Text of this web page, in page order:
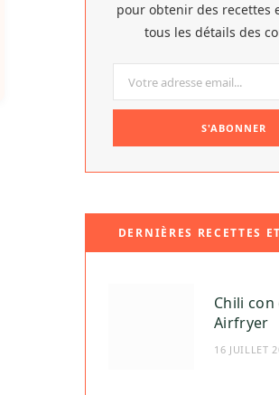
pour obtenir des recettes
tous les détails des
DERNIÈRES RECETTES
Chili con
Airfryer
16 JUILLET